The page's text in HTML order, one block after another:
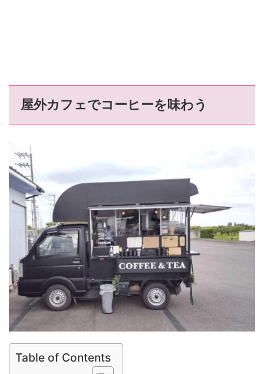
屋外カフェでコーヒーを味わう
Table of Contents